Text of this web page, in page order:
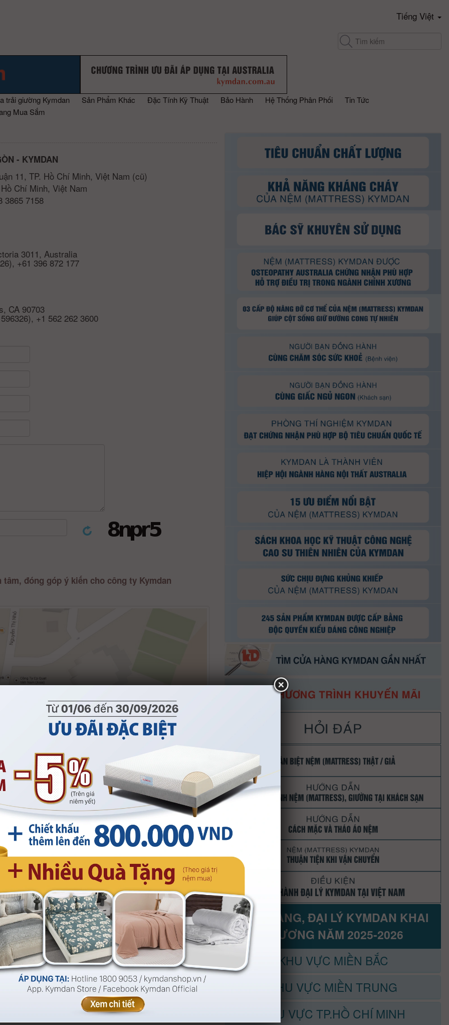
Tiếng Việt
trải giường Kymdan Sản Phẩm Khác Đặc Tính Kỹ Thuật Bảo Hành Hệ Thống Phân Phối
Tin Tức
Mua Sắm
- KYMDAN
11, TP. Hồ Chí Minh, Việt Nam (cũ)
Chí Minh, Việt Nam
3865 7158
3011, Australia
+61 396 872 177
CA 90703
+1 562 262 3600
đóng góp ý kiến cho công ty Kymdan
CỬA HÀNG, ĐẠI LÝ KYMDAN KHAI
TRƯƠNG NĂM 2025-2026
KHU VỰC MIỀN BẮC
KHU VỰC MIỀN TRUNG
KHU VỰC TP.HỒ CHÍ MINH